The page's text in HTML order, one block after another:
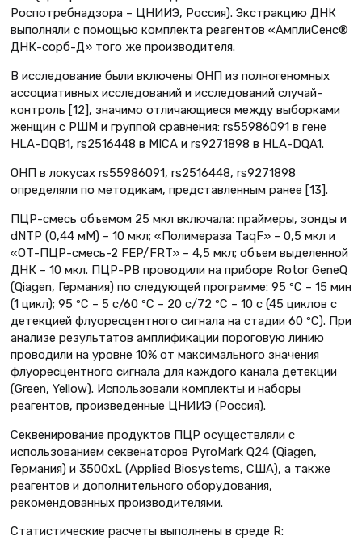
Роспотребнадзора – ЦНИИЭ, Россия). Экстракцию ДНК
выполняли с помощью комплекта реагентов «АмплиСенс®
ДНК-сорб-Д» того же производителя.
В исследование были включены ОНП из полногеномных
ассоциативных исследований и исследований случай–
контроль [12], значимо отличающиеся между выборками
женщин с РШМ и группой сравнения: rs55986091 в гене
HLA-DQB1, rs2516448 в MICA и rs9271898 в HLA-DQA1.
ОНП в локусах rs55986091, rs2516448, rs9271898
определяли по методикам, представленным ранее [13].
ПЦР-смесь объемом 25 мкл включала: праймеры, зонды и
dNTP (0,44 мM) – 10 мкл; «Полимераза TaqF» – 0,5 мкл и
«ОТ-ПЦР-смесь-2 FEP/FRT» – 4,5 мкл; объем выделенной
ДНК – 10 мкл. ПЦР-РВ проводили на приборе Rotor GeneQ
(Qiagen, Германия) по следующей программе: 95 ºС – 15 мин
(1 цикл); 95 ºС – 5 с/60 ºС – 20 с/72 ºС – 10 с (45 циклов с
детекцией флуоресцентного сигнала на стадии 60 ºС). При
анализе результатов амплификации пороговую линию
проводили на уровне 10% от максимального значения
флуоресцентного сигнала для каждого канала детекции
(Green, Yellow). Использовали комплекты и наборы
реагентов, произведенные ЦНИИЭ (Россия).
Секвенирование продуктов ПЦР осуществляли с
использованием секвенаторов PyroMark Q24 (Qiagen,
Германия) и 3500xL (Applied Biosystems, США), а также
реагентов и дополнительного оборудования,
рекомендованных производителями.
Статистические расчеты выполнены в среде R: